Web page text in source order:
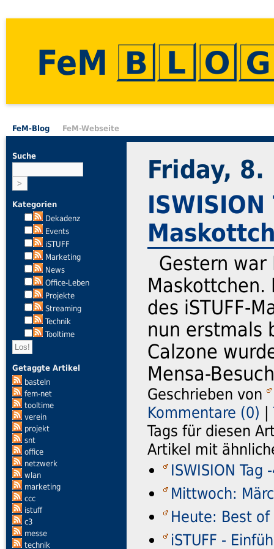
FeM
FeM-Blog FeM-Webseite
Suche
Kategorien
Dekadenz
Events
iSTUFF
Marketing
News
Office-Leben
Projekte
Streaming
Technik
Tooltime
Getaggte Artikel
basteln
fem-net
tooltime
verein
projekt
snt
office
netzwerk
wlan
marketing
ccc
istuff
c3
messe
technik
Friday, 8.
Gestern war
des iSTUFF-
nun erstmals
Calzone
Mensa-
Geschrieben von
Kommentare (0) |
Tags für diesen
Artikel mit
ISWISION
Mittwoch:
Heute: Best
iSTUFF -